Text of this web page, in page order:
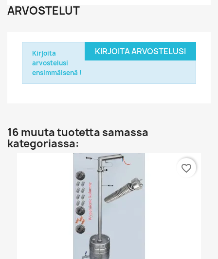
ARVOSTELUT
KIRJOITA ARVOSTELUSI
Kirjoita
arvostelusi
ensimmäisenä !
16 muuta tuotetta samassa
kategoriassa:
favorite_border